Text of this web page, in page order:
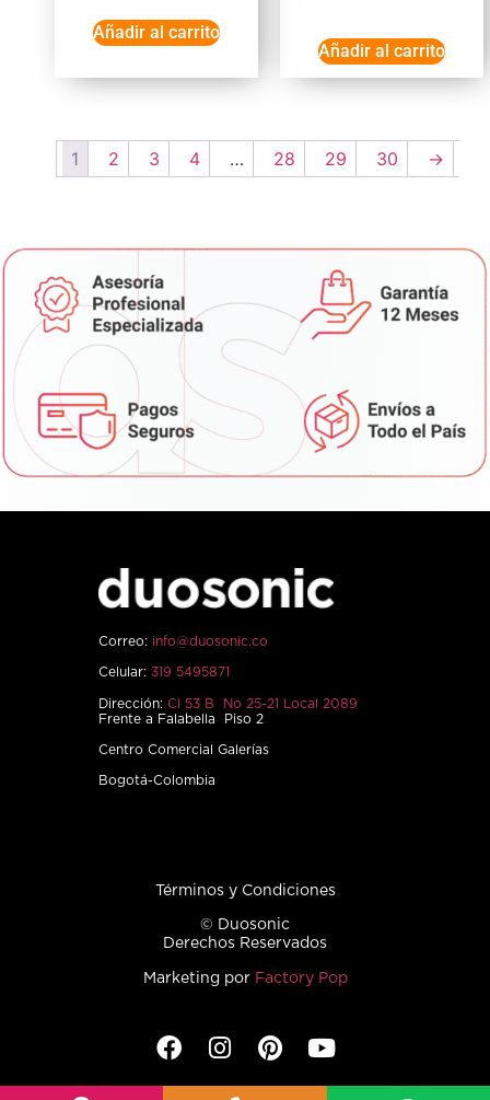
Añadir al carrito
Añadir al carrito
1 2 3 4 … 28 29 30 →
Correo: info@duosonic.co
Celular: 319 5495871
Dirección: Cl 53 B No 25-21 Local 2089
Frente a Falabella Piso 2
Centro Comercial Galerías
Bogotá-Colombia
Términos y Condiciones
© Duosonic
Derechos Reservados
Marketing por Factory Pop